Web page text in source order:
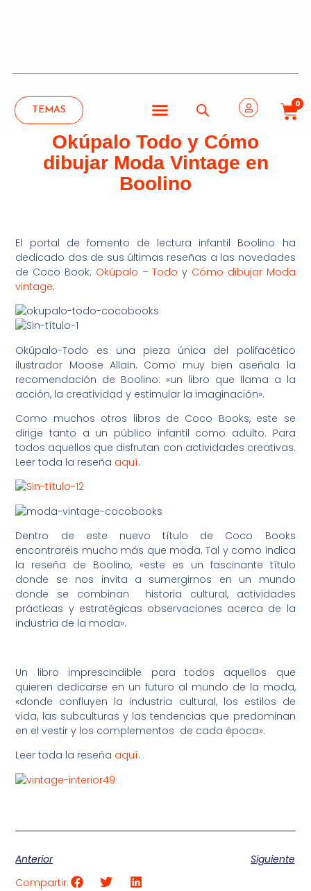
TEMAS
0
Okúpalo Todo y Cómo
dibujar Moda Vintage en
Boolino
El portal de fomento de lectura infantil Boolino ha
dedicado dos de sus últimas reseñas a las novedades
de Coco Book; Okúpalo – Todo y Cómo dibujar Moda
vintage.
Okúpalo-Todo es una pieza única del polifacético
ilustrador Moose Allain. Como muy bien aseñala la
recomendación de Boolino: «un libro que llama a la
acción, la creatividad y estimular la imaginación».
Como muchos otros libros de Coco Books, este se
dirige tanto a un público infantil como adulto. Para
todos aquellos que disfrutan con actividades creativas.
Leer toda la reseña aquí.
Dentro de este nuevo título de Coco Books
encontraréis mucho más que moda. Tal y como indica
la reseña de Boolino, «este es un fascinante título
donde se nos invita a sumergirnos en un mundo
donde se combinan historia cultural, actividades
prácticas y estratégicas observaciones acerca de la
industria de la moda».
Un libro imprescindible para todos aquellos que
quieren dedicarse en un futuro al mundo de la moda,
«donde confluyen la industria cultural, los estilos de
vida, las subculturas y las tendencias que predominan
en el vestir y los complementos de cada época».
Leer toda la reseña aquí.
Anterior
Siguiente
Compartir: